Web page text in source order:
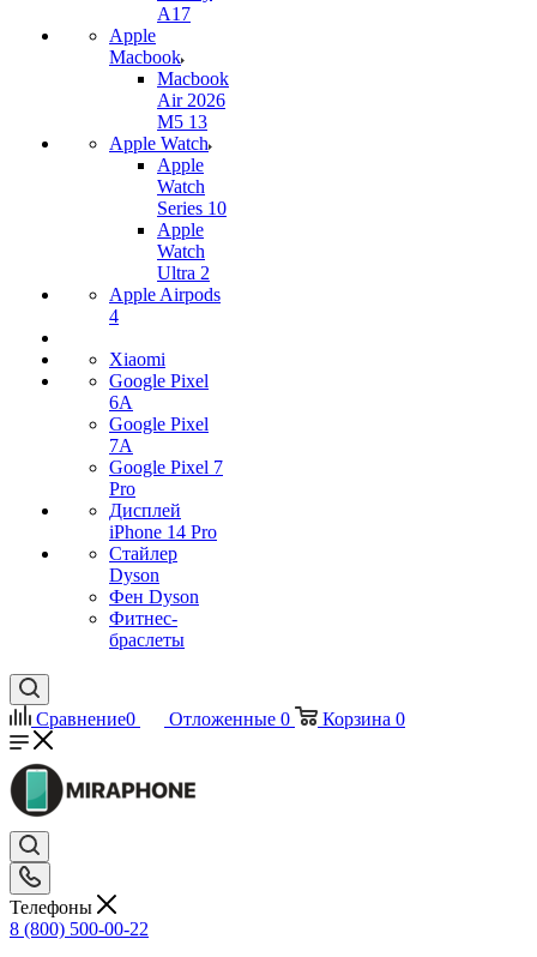
A17
Apple
Macbook
Macbook
Air 2026
M5 13
Apple Watch
Apple
Watch
Series 10
Apple
Watch
Ultra 2
Apple Airpods
4
Xiaomi
Google Pixel
6A
Google Pixel
7А
Google Pixel 7
Pro
Дисплей
iPhone 14 Pro
Стайлер
Dyson
Фен Dyson
Фитнес-
браслеты
Сравнение0 Отложенные 0 Корзина 0
Телефоны
8 (800) 500-00-22